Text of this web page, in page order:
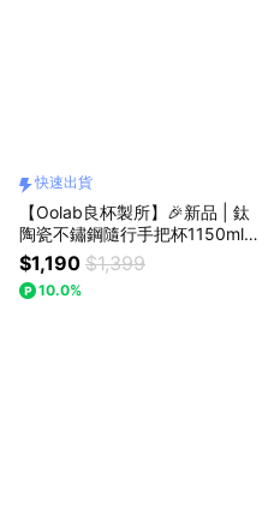
快速出貨
【Oolab良杯製所】🎉新品 | 鈦
陶瓷不鏽鋼隨行手把杯1150ml🚗
快速出貨
$1,190 $1,399
10.0%